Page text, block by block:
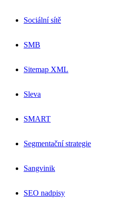
Sociální sítě
SMB
Sitemap XML
Sleva
SMART
Segmentační strategie
Sangvinik
SEO nadpisy